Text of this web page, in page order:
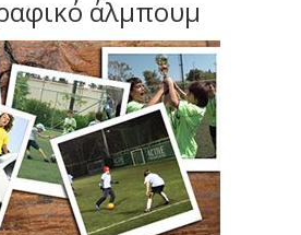
άλμπουμ